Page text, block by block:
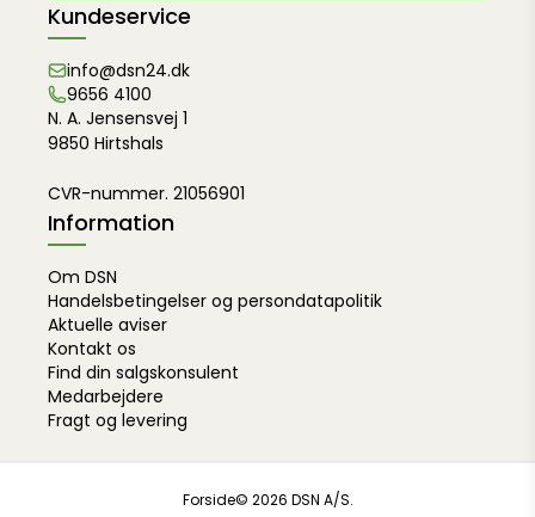
Kundeservice
info@dsn24.dk
9656 4100
N. A. Jensensvej 1
9850 Hirtshals
CVR-nummer. 21056901
Information
Om DSN
Handelsbetingelser og persondatapolitik
Aktuelle aviser
Kontakt os
Find din salgskonsulent
Medarbejdere
Fragt og levering
Forside© 2026 DSN A/S.